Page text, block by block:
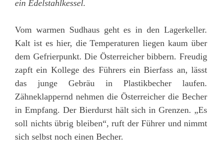
ein Edelstahlkessel.
Vom warmen Sudhaus geht es in den Lagerkeller.
Kalt ist es hier, die Temperaturen liegen kaum über
dem Gefrierpunkt. Die Österreicher bibbern. Freudig
zapft ein Kollege des Führers ein Bierfass an, lässt
das junge Gebräu in Plastikbecher laufen.
Zähneklappernd nehmen die Österreicher die Becher
in Empfang. Der Bierdurst hält sich in Grenzen. „Es
soll nichts übrig bleiben“, ruft der Führer und nimmt
sich selbst noch einen Becher.